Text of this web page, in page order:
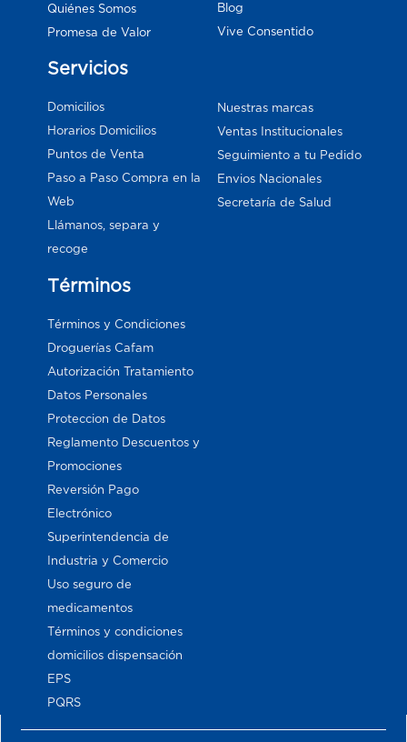
Quiénes Somos
Promesa de Valor
Blog
Vive Consentido
Servicios
Domicilios
Horarios Domicilios
Puntos de Venta
Paso a Paso Compra en la
Web
Llámanos, separa y
recoge
Nuestras marcas
Ventas Institucionales
Seguimiento a tu Pedido
Envios Nacionales
Secretaría de Salud
Términos
Términos y Condiciones
Droguerías Cafam
Autorización Tratamiento
Datos Personales
Proteccion de Datos
Reglamento Descuentos y
Promociones
Reversión Pago
Electrónico
Superintendencia de
Industria y Comercio
Uso seguro de
medicamentos
Términos y condiciones
domicilios dispensación
EPS
PQRS